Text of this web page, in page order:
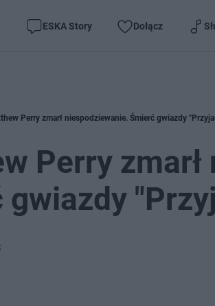
ESKA Story Dołącz
Perry zmarł niespodziewanie. Śmierć gwiazdy
Perry
gwiazdy